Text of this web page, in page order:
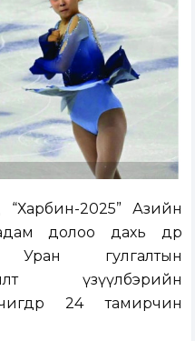
2025” Азийн
долоо дахь өдрөө
гулгалтын
үзүүлбэрийн
24 тамирчин